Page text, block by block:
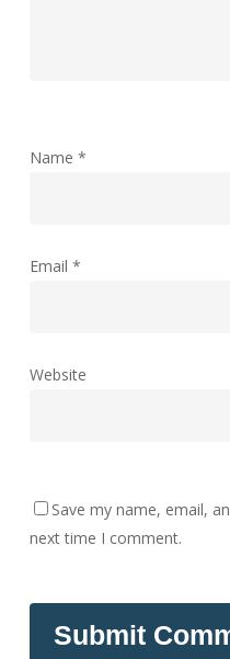
Name *
Email *
Website
Save my name, email,
next time I comment.